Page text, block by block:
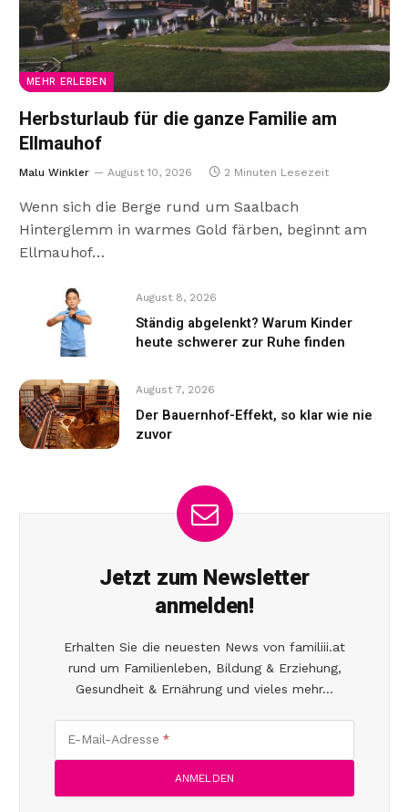
MEHR ERLEBEN
Herbsturlaub für die ganze Familie am
Ellmauhof
Malu Winkler August 10, 2026 2 Minuten Lesezeit
Wenn sich die Berge rund um Saalbach
Hinterglemm in warmes Gold färben, beginnt am
Ellmauhof…
August 8, 2026
Ständig abgelenkt? Warum Kinder
heute schwerer zur Ruhe finden
August 7, 2026
Der Bauernhof-Effekt, so klar wie nie
zuvor
Jetzt zum Newsletter
anmelden!
Erhalten Sie die neuesten News von familiii.at
rund um Familienleben, Bildung & Erziehung,
Gesundheit & Ernährung und vieles mehr...
E-Mail-Adresse